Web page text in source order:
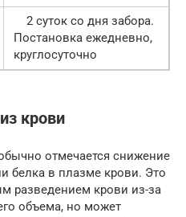
2 суток со дня забора.
Постановка ежедневно,
круглосуточно
крови
отмечается снижение
белка в плазме крови. Это
разведением крови из-за
объема, но может